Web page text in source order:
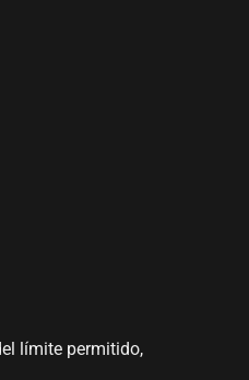
límite permitido,